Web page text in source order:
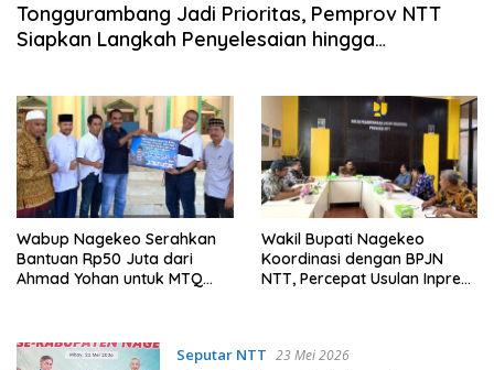
Tonggurambang Jadi Prioritas, Pemprov NTT
Siapkan Langkah Penyelesaian hingga
Wabup Nagekeo Serahkan
Bantuan Rp50 Juta dari
Ahmad Yohan untuk MTQ
Wakil Bupati Nagekeo
Koordinasi dengan BPJN
NTT, Percepat Usulan Inpres
Seputar NTT 23 Mei 2026